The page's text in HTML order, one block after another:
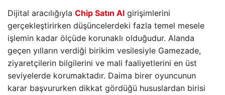
Dijital aracılığıyla Chip Satın Al girişimlerini
gerçekleştirirken düşüncelerdeki fazla temel mesele
işlemin kadar ölçüde korunaklı olduğudur. Alanda
geçen yılların verdiği birikim vesilesiyle Gamezade,
ziyaretçilerin bilgilerini ve mali faaliyetlerini en üst
seviyelerde korumaktadır. Daima birer oyuncunun
karar başvururken dikkat gördüğü hususlardan birisi